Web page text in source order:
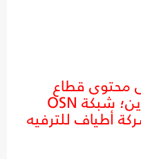
محتوى قطاع
الترفيه المنزلي في البحرين؛ شبكة OSN
أطياف للترفيه